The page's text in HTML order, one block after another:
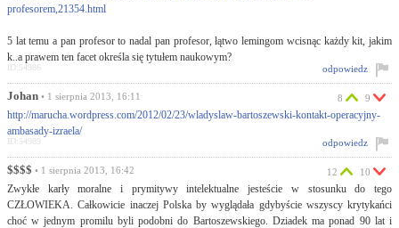
profesorem,21354.html
5 lat temu a pan profesor to nadal pan profesor, łątwo lemingom wcisnąc każdy kit, jakim
k..a prawem ten facet określa się tytułem naukowym?
odpowiedz
ID:54986
Johan • 1 sierpnia 2013, 16:11
http://marucha.wordpress.com/2012/02/23/wladyslaw-bartoszewski-kontakt-operacyjny-
ambasady-izraela/
8 9
odpowiedz
ID:54989
$$$$ • 1 sierpnia 2013, 16:42
Zwykłe karły moralne i prymitywy intelektualne jesteście w stosunku do tego
CZŁOWIEKA. Całkowicie inaczej Polska by wyglądała gdybyście wszyscy krytykańci
choć w jednym promilu byli podobni do Bartoszewskiego. Dziadek ma ponad 90 lat i
12 10